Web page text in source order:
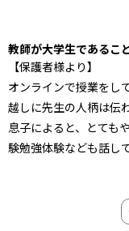
教師が大学生であるこ
【保護者様より】
オンラインで授業をし
越しに先生の人柄は伝
息子によると、とても
験勉強体験なども話し